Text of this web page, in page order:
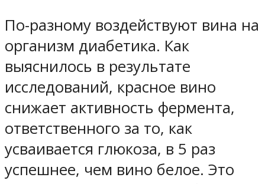
По-разному воздействуют вина на
организм диабетика. Как
выяснилось в результате
исследований, красное вино
снижает активность фермента,
ответственного за то, как
усваивается глюкоза, в 5 раз
успешнее, чем вино белое. Это